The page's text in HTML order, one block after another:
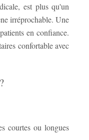
est plus qu'un
irréprochable. Une
en confiance.
confortable avec
courtes ou longues